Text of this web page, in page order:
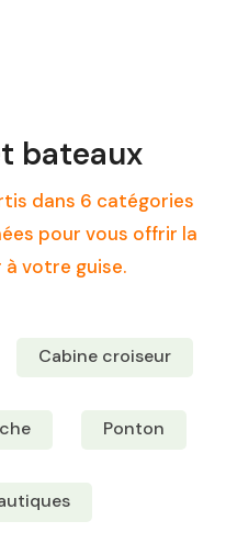
bateaux
dans 6 catégories
pour vous offrir la
votre guise.
Cabine croiseur
Ponton